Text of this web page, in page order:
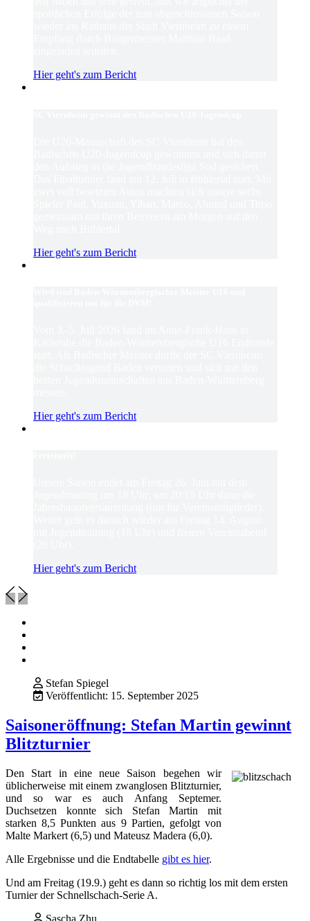
Hier geht's zum Bericht
Hier geht's zum Bericht
Hier geht's zum Bericht
Hier geht's zum Bericht
Stefan Spiegel
Veröffentlicht: 15. September 2025
Saisoneröffnung: Stefan Martin gewinnt
Blitzturnier
Den Start in eine neue Saison begehen wir
üblicherweise mit einem zwanglosen Blitzturnier,
und so war es auch Anfang Septemer.
Duchsetzen konnte sich Stefan Martin mit
starken 8,5 Punkten aus 9 Partien, gefolgt von
Malte Markert (6,5) und Mateusz Madera (6,0).
Alle Ergebnisse und die Endtabelle gibt es hier.
Und am Freitag (19.9.) geht es dann so richtig los mit dem ersten
Turnier der Schnellschach-Serie A.